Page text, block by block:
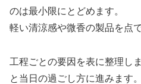
のは最小限にとどめます。
軽い清涼感や微香の製品を点
工程ごとの要因を表に整理し
と当日の過ごし方に進みます。